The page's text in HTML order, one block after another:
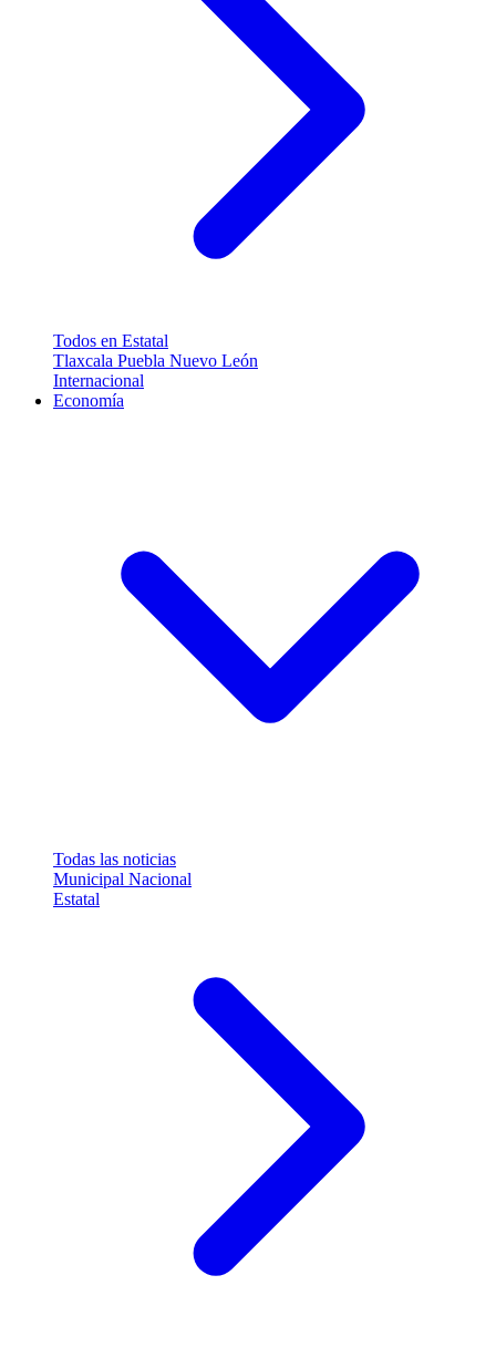
Todos en Estatal
Tlaxcala Puebla Nuevo León
Internacional
Economía
Todas las noticias
Municipal Nacional
Estatal